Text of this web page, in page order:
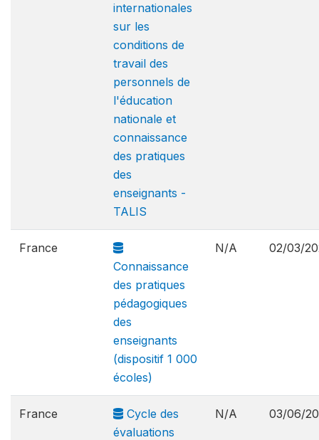
internationales
sur les
conditions de
travail des
personnels de
l'éducation
nationale et
connaissance
des pratiques
des
enseignants -
TALIS
France
Connaissance
des pratiques
pédagogiques
des
enseignants
(dispositif 1 000
écoles)
N/A 02/03/
France
Cycle des
évaluations
N/A 03/06/